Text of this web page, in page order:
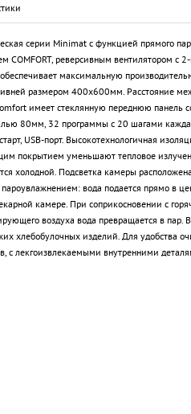
серии Minimat с функцией прямого
реверсивным вентилятором с 2-
максимальную
размером 400х600мм. Расстояние
имеет стеклянную переднюю панель
80мм, 32 программы с 20 шагами
USB-порт. Высокотехнологичная
покрытием уменьшают тепловое
холодной. Подсветка камеры
вода подается прямо в
камере. При соприкосновении с
воздуха вода превращается в пар.
хлебобулочных изделий. Для удобства
с лекгоизвлекаемыми внутренними